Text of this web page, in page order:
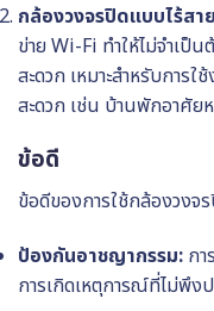
กล้องวงจรปิดแบบไร้สา
ข่าย Wi-Fi ทำให้ไม่จำเป็
สะดวก เหมาะสำหรับการ
สะดวก เช่น บ้านพักอาศัย
ข้อดี
ข้อดีของการใช้กล้องวงจ
ป้องกันอาชญากรรม: กา
การเกิดเหตุการณ์ที่ไม่พึง